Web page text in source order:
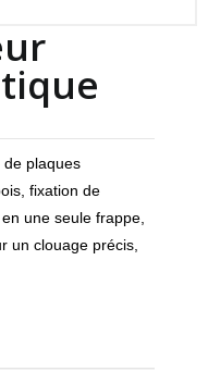
de plaques
fixation de
une seule frappe,
un clouage précis,